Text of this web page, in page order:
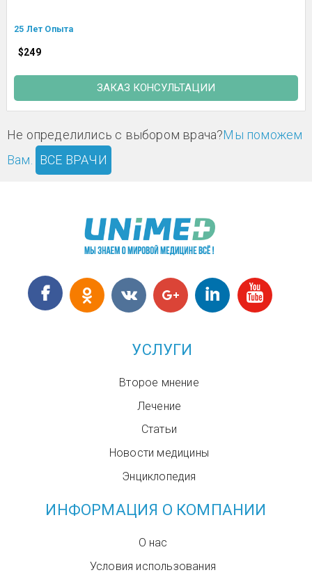
25 Лет Опыта
$249
ЗАКАЗ КОНСУЛЬТАЦИИ
Не определились с выбором врача?Мы поможем
Вам. ВСЕ ВРАЧИ
УСЛУГИ
Второе мнение
Лечение
Статьи
Новости медицины
Энциклопедия
ИНФОРМАЦИЯ О КОМПАНИИ
О нас
Условия использования